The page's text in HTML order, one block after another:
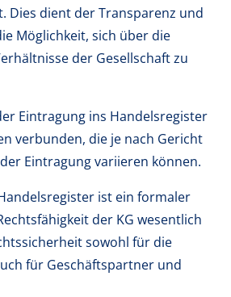
Dies dient der Transparenz und
Möglichkeit, sich über die
der Gesellschaft zu
Eintragung ins Handelsregister
verbunden, die je nach Gericht
Eintragung variieren können.
ist ein formaler
der KG wesentlich
sowohl für die
für Geschäftspartner und